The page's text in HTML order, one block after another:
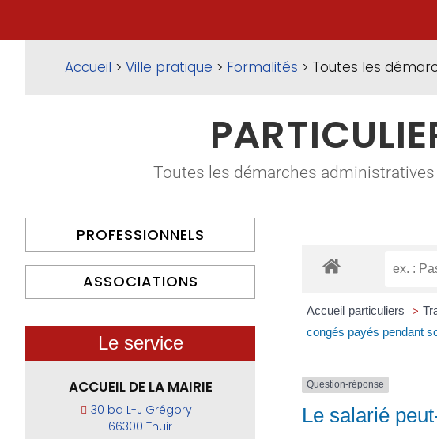
Accueil > Ville pratique > Formalités > Toutes les
Toutes les démarches
PROFESSIONNELS
ASSOCIATIONS
Le service
ACCUEIL DE LA MAIRIE
30 bd L-J Grégory
66300 Thuir
Accueil particuliers >
congés payés pendant
Question-réponse
Le salarié